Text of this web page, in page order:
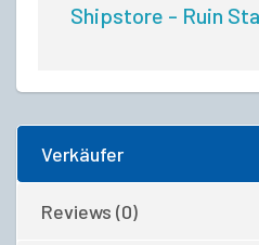
Shipstore - Ruin
Verkäufer
Reviews (0)